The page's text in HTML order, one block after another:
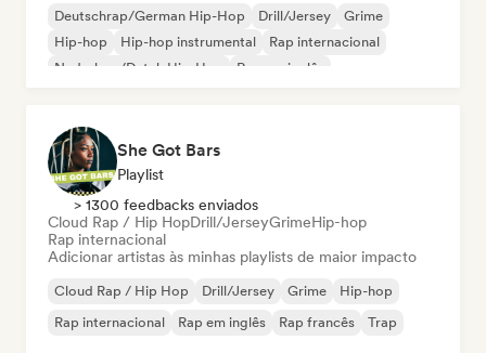
Deutschrap/German Hip-Hop Drill/Jersey
Grime
Hip-hop
Hip-hop instrumental
Rap internacional
Nederhop/Dutch Hip-Hop
Rap em inglês
She Got Bars
Playlist
> 1300 feedbacks enviados
Cloud Rap / Hip HopDrill/JerseyGrimeHip-hop
Rap internacional
Adicionar artistas às minhas playlists de maior impacto
Cloud Rap / Hip Hop Drill/Jersey Grime
Hip-hop
Rap internacional
Rap em inglês Rap francês Trap